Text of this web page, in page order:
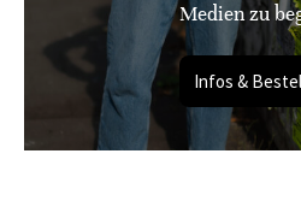
Medien zu
Infos &